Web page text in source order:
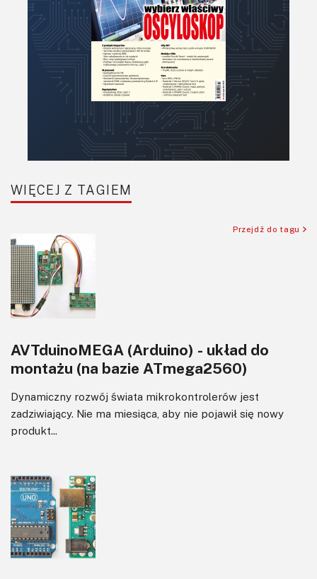
Podzespoły bierne
Półprzewodniki
Pomiary i testy
Projektowanie
Sensory
Software
Sterowanie
Transformatory
Tranzystory
Wzmacniacze
Zasilanie
WIĘCEJ Z TAGIEM
Przejdź do tagu
AVTduinoMEGA (Arduino) - układ do
montażu (na bazie ATmega2560)
Dynamiczny rozwój świata mikrokontrolerów jest
zadziwiający. Nie ma miesiąca, aby nie pojawił się nowy
produkt...